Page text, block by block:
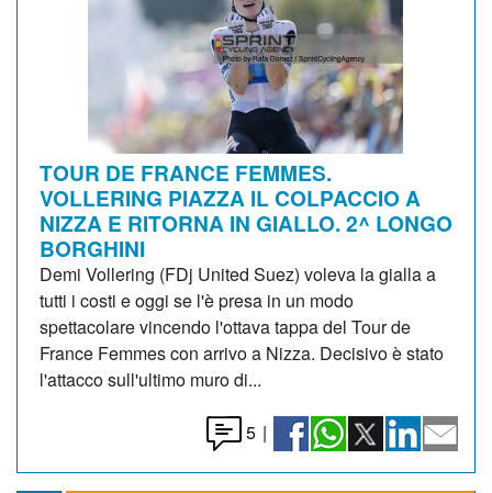
TOUR DE FRANCE FEMMES.
VOLLERING PIAZZA IL COLPACCIO A
NIZZA E RITORNA IN GIALLO. 2^ LONGO
BORGHINI
Demi Vollering (FDj United Suez) voleva la gialla a
tutti i costi e oggi se l'è presa in un modo
spettacolare vincendo l'ottava tappa del Tour de
France Femmes con arrivo a Nizza. Decisivo è stato
l'attacco sull'ultimo muro di...
5 |